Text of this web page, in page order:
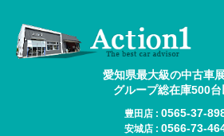
愛知県最大級の中古車
グループ総在庫500台
豊田店 : 0565-37-
安城店 : 0566-73-